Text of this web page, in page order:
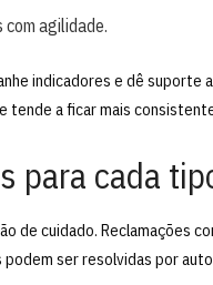
agilidade.
indicadores e dê suporte
tende a ficar mais
para cada
de cuidado. Reclamações
ser resolvidas por